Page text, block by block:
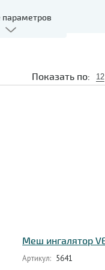
параметров
Показать по: 12
Меш ингалятор
Артикул: 5641